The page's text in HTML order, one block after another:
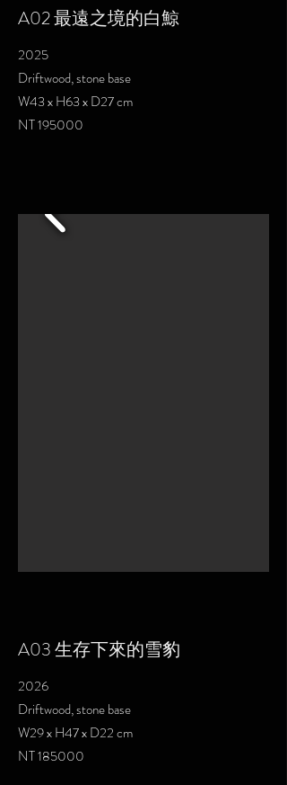
A02 最遠之境的白鯨
2025
Driftwood, stone base
W43 x H63 x D27 cm
NT 195000
A03 生存下來的雪豹
2026
Driftwood, stone base
W29 x H47 x D22 cm
NT 185000